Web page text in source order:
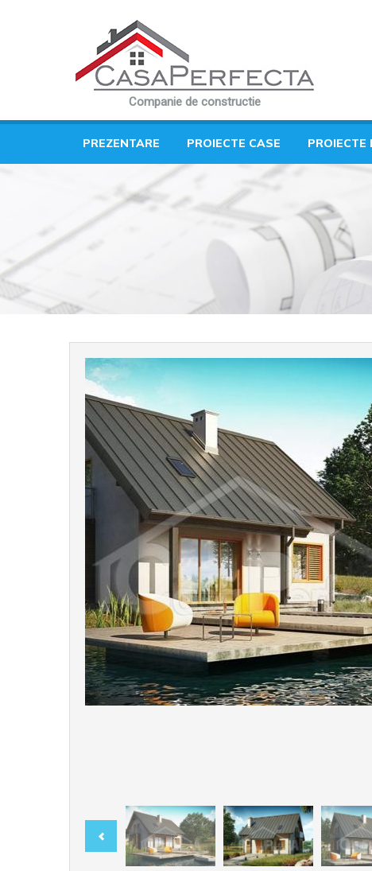
Companie de constructie
PREZENTARE PROIECTE CASE PROIECTE